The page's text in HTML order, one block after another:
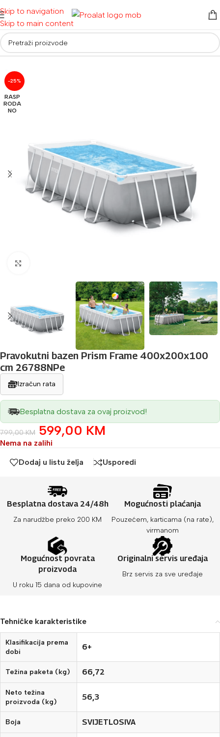
Skip to navigation
Skip to main content
Početna/ Bazeni/Montažni bazeni
-25%
RASP
RODA
NO
Pravokutni bazen Prism Frame 400x200x100
cm 26788NPe
Izračun rata
Besplatna dostava za ovaj proizvod!
799,00KM 599,00 KM
Nema na zalihi
Dodaj u listu želja Usporedi
Besplatna dostava 24/48h
Za narudžbe preko 200 KM
Mogućnosti plaćanja
Pouzećem, karticama (na rate),
virmanom
Mogućnost povrata
proizvoda
U roku 15 dana od kupovine
Originalni servis uređaja
Brz servis za sve uređaje
Tehničke karakteristike
Klasifikacija prema
dobi
6+
Težina paketa (kg) 66,72
Neto težina
proizvoda (kg)
56,3
Boja SVIJETLOSIVA